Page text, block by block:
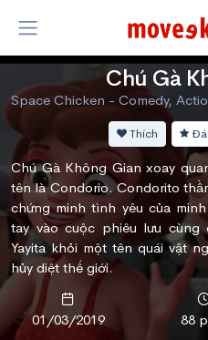
Chú Gà
Thích
Chú Gà Không Gian xoay
tên là Condorio. Condorito
chứng minh tình yêu của
tay vào cuộc phiêu lưu cùng
Yayita khỏi một tên quái vật
hủy diệt thế giới.
01/03/2019 88